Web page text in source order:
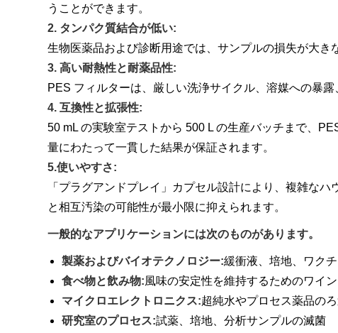
うことができます。
2. タンパク質結合が低い:
生物医薬品および診断用途では、サンプルの損失が大き
3. 高い耐熱性と耐薬品性:
PES フィルターは、厳しい洗浄サイクル、溶媒への暴
4. 互換性と拡張性:
50 mL の実験室テストから 500 L の生産バッチまで、
量にわたって一貫した結果が保証されます。
5.使いやすさ:
「プラグアンドプレイ」カプセル設計により、複雑な
と相互汚染の可能性が最小限に抑えられます。
一般的なアプリケーションには次のものがあります。
製薬およびバイオテクノロジー:緩衝液、培地、ワク
食べ物と飲み物:風味の安定性を維持するためのワイ
マイクロエレクトロニクス:超純水やプロセス薬品の
研究室のプロセス:試薬、培地、分析サンプルの滅菌